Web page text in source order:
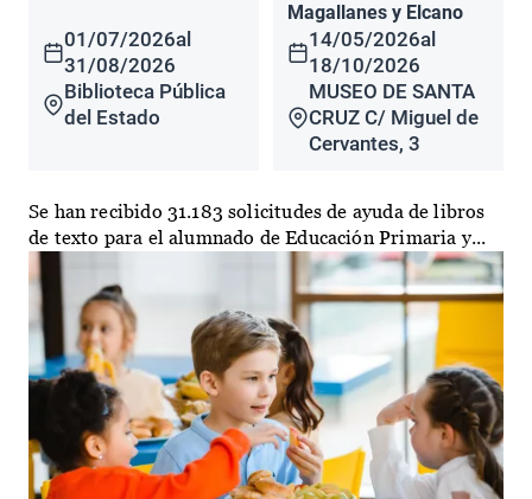
01/07/2026al
31/08/2026
Biblioteca Pública
del Estado
Magallanes y Elcano
14/05/2026al
18/10/2026
MUSEO DE SANTA
CRUZ C/ Miguel de
Cervantes, 3
Se han recibido 31.183 solicitudes de ayuda de libros
de texto para el alumnado de Educación Primaria y...